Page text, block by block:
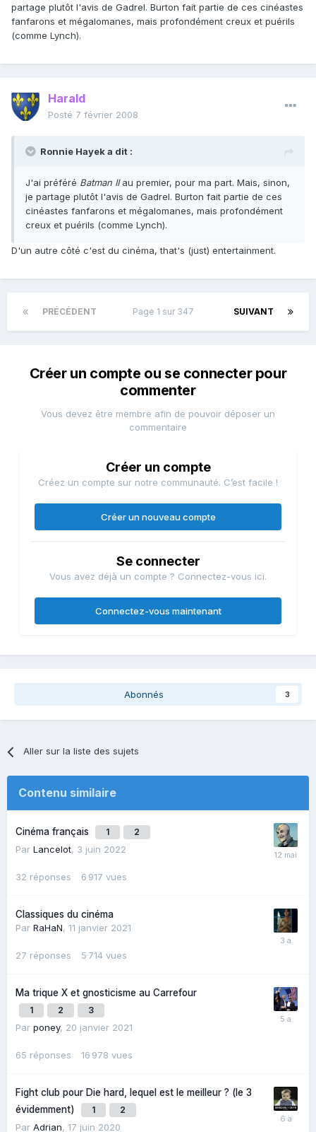
partage plutôt l'avis de Gadrel. Burton fait partie de ces cinéastes
fanfarons et mégalomanes, mais profondément creux et puérils
(comme Lynch).
Harald
Posté 7 février 2008
Ronnie Hayek a dit :
J'ai préféré Batman IIau premier, pour ma part. Mais, sinon,
je partage plutôt l'avis de Gadrel. Burton fait partie de ces
cinéastes fanfarons et mégalomanes, mais profondément
creux et puérils (comme Lynch).
D'un autre côté c'est du cinéma, that's (just) entertainment.
PRÉCÉDENT SUIVANT
Page 1 sur 347
Créer un compte ou se connecter pour
commenter
Vous devez être membre afin de pouvoir déposer un
commentaire
Créer un compte
Créez un compte sur notre communauté. C’est facile !
Créer un nouveau compte
Se connecter
Vous avez déjà un compte ? Connectez-vous ici.
Connectez-vous maintenant
Abonnés 3
Aller sur la liste des sujets
Contenu similaire
Cinéma français 1 2
Par Lancelot, 3 juin 2022
32 réponses 6 917 vues
Classiques du cinéma
Par RaHaN, 11 janvier 2021
27 réponses 5 714 vues
Ma trique X et gnosticisme au Carrefour
1 2 3
Par poney, 20 janvier 2021
65 réponses 16 978 vues
Fight club pour Die hard, lequel est le meilleur ? (le 3
évidemment)
1 2
Par Adrian, 17 juin 2020